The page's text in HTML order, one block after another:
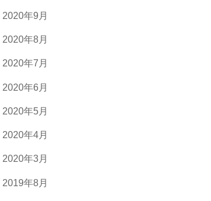
2020年9月
2020年8月
2020年7月
2020年6月
2020年5月
2020年4月
2020年3月
2019年8月